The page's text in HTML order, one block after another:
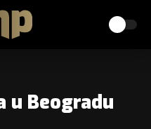
u Beogradu